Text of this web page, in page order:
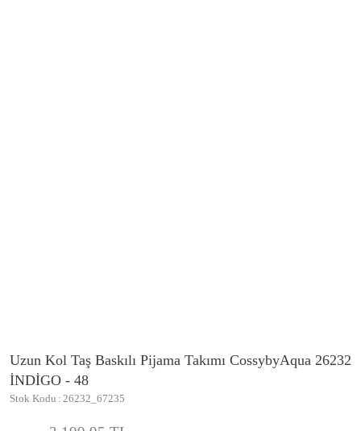
Uzun Kol Taş Baskılı Pijama Takımı CossybyAqua 26232
İNDİGO - 48
Stok Kodu 26232_67235